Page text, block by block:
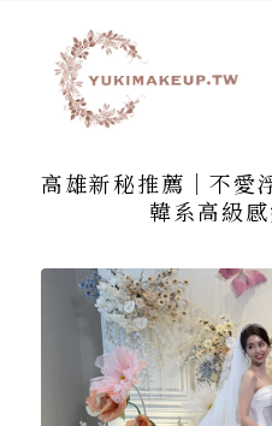
高雄新秘推薦｜不愛
韓系高級